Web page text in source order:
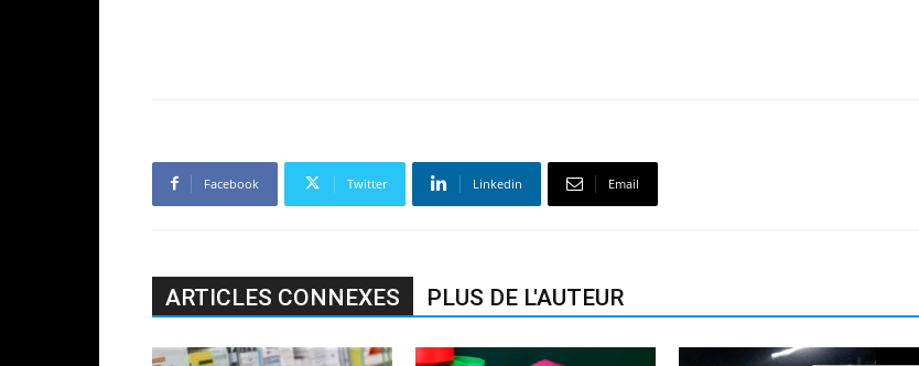
Facebook Twitter Linkedin Email
ARTICLES CONNEXES PLUS DE L'AUTEUR